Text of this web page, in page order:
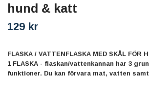
hund & katt
129 kr
FLASKA / VATTENFLASKA MED SKÅL FÖR
1 FLASKA - flaskan/vattenkannan har 3
funktioner. Du kan förvara mat, vatten